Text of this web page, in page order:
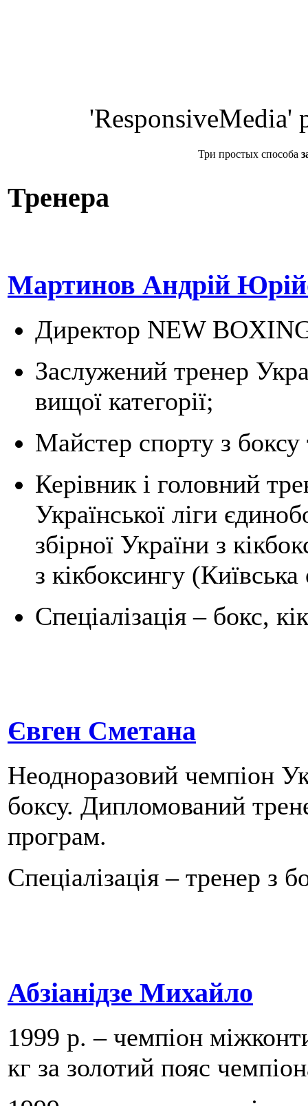
Три простых способа
Тренера
Мартинов Андрій
Директор NEW
Заслужений тренер
вищої категорії;
Майстер спорту з боксу
Керівник і головний
Української ліги
збірної України з
з кікбоксингу
Спеціалізація – бокс,
Євген Сметана
Неодноразовий чемпіон
боксу. Дипломований
програм.
Спеціалізація – тренер з
Абзіанідзе Михайло
1999 р. – чемпіон
кг за золотий пояс